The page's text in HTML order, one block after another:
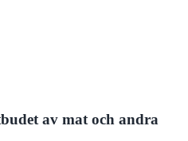
av mat och andra